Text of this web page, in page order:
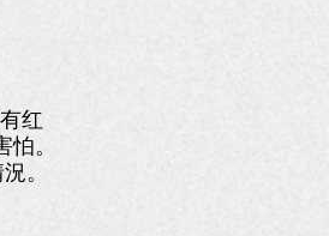
红
。
。